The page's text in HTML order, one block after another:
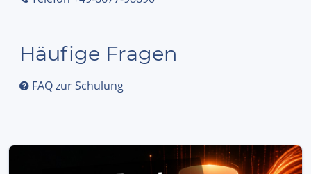
Häufige Fragen
FAQ zur Schulung